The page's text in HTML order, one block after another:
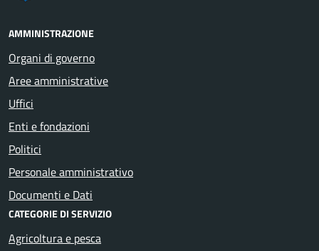
AMMINISTRAZIONE
Organi di governo
Aree amministrative
Uffici
Enti e fondazioni
Politici
Personale amministrativo
Documenti e Dati
CATEGORIE DI SERVIZIO
Agricoltura e pesca